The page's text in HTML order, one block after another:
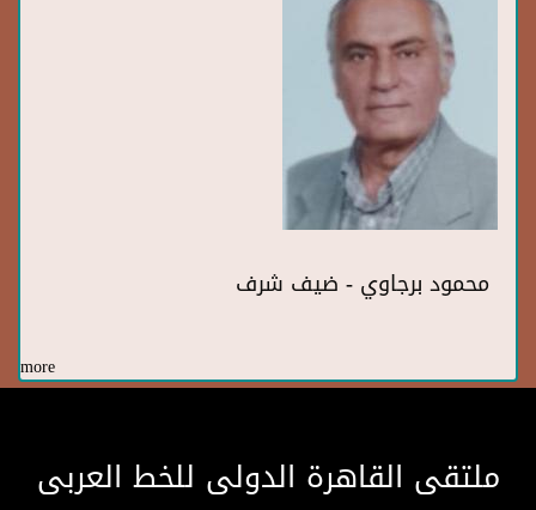
محمود برجاوي - ضيف شرف
more
ملتقى القاهرة الدولى للخط العربى